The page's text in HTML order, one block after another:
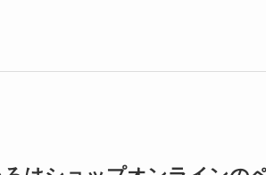
ザーペンケースまで、独自の視点でお